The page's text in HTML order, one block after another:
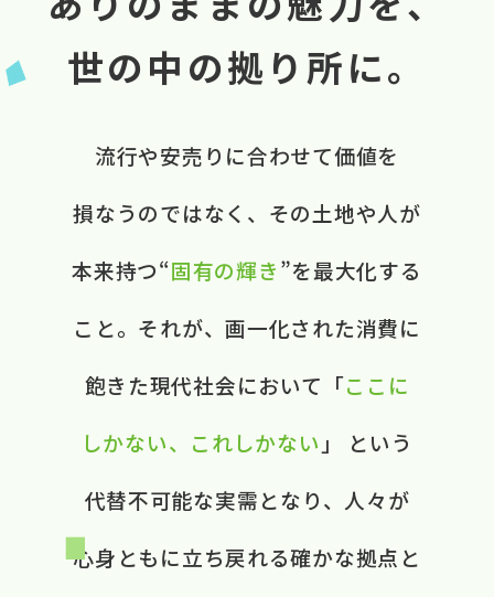
世の中の拠り所に。
流行や​安売りに​合わせて​価値を​
損なうのではなく、​ ​その​土地や​人が​
本来​持つ“固有の​輝き”を​最大化する​
こと。​ それが、​画一化された​消費に​
飽きた​現代社会に​おいて​ ​「ここに​
しかない、​これしかない 」 と​いう​
代替不可能な​実需と​なり、​ 人々が​
心身ともに​立ち戻れる​ 確かな​拠点と​